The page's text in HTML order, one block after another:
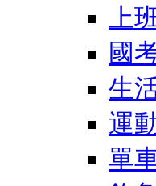
上
國
生
運
單